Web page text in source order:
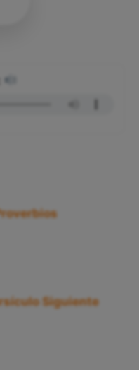
Siguiente